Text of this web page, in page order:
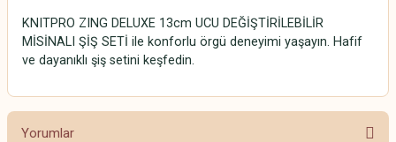
KNITPRO ZING DELUXE 13cm UCU DEĞİŞTİRİLEBİLİR
MİSİNALI ŞİŞ SETİ ile konforlu örgü deneyimi yaşayın. Hafif
ve dayanıklı şiş setini keşfedin.
Yorumlar